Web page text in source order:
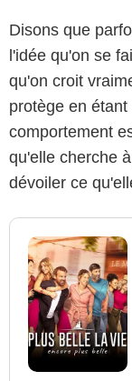
Disons que
l'idée qu'on se
qu'on croit
protège en
comportement
qu'elle cherche
dévoiler ce